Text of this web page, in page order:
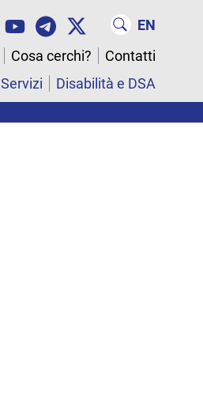
EN
Cosa cerchi?
Contatti
Servizi Disabilità e DSA